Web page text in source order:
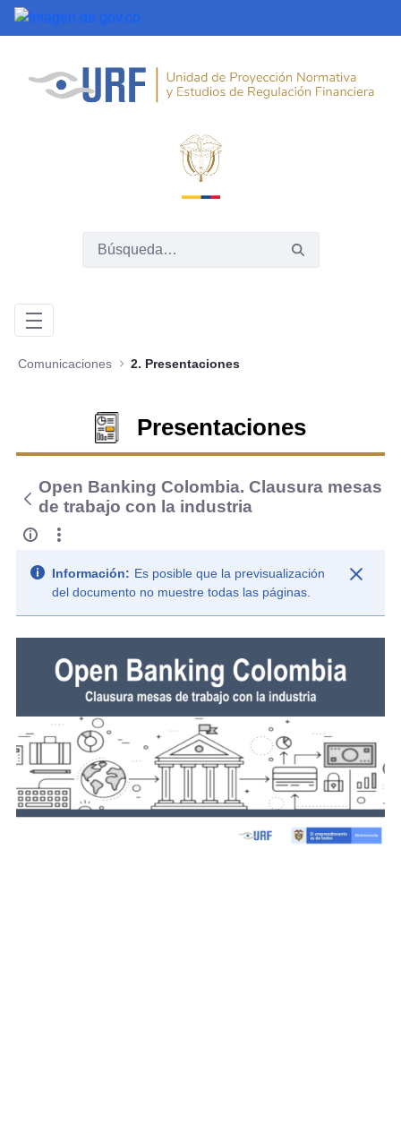
Saltar al contenido principal
Comunicaciones 2. Presentaciones
Presentaciones
Open Banking Colombia. Clausura mesas
de trabajo con la industria
Información: Es posible que la previsualización
del documento no muestre todas las páginas.